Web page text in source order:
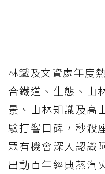
林鐵及文資處年度
合鐵道、生態、山
景、山林知識及高
驗打響口碑，秒殺
眾有機會深入認識
出動百年經典蒸汽